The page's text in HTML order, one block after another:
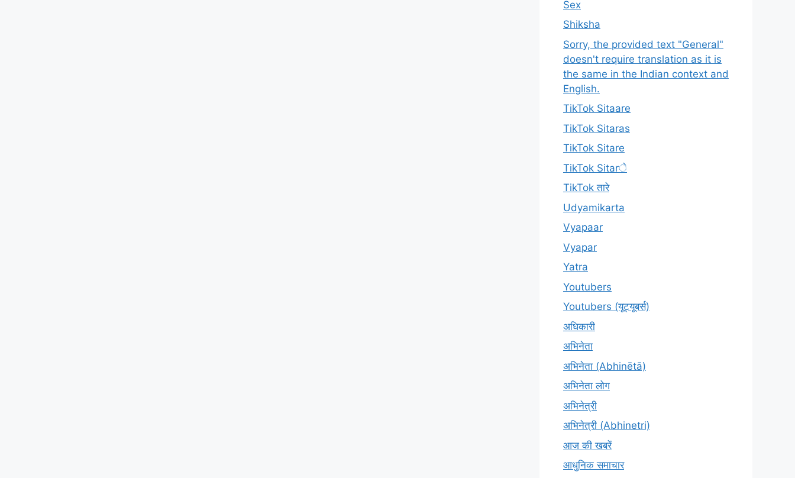
Sex
Shiksha
Sorry, the provided text "General"
doesn't require translation as it is
the same in the Indian context and
English.
TikTok Sitaare
TikTok Sitaras
TikTok Sitare
TikTok Sitarे
TikTok तारे
Udyamikarta
Vyapaar
Vyapar
Yatra
Youtubers
Youtubers (यूट्यूबर्स)
अधिकारी
अभिनेता
अभिनेता (Abhinētā)
अभिनेता लोग
अभिनेत्री
अभिनेत्री (Abhinetri)
आज की खबरें
आधुनिक समाचार